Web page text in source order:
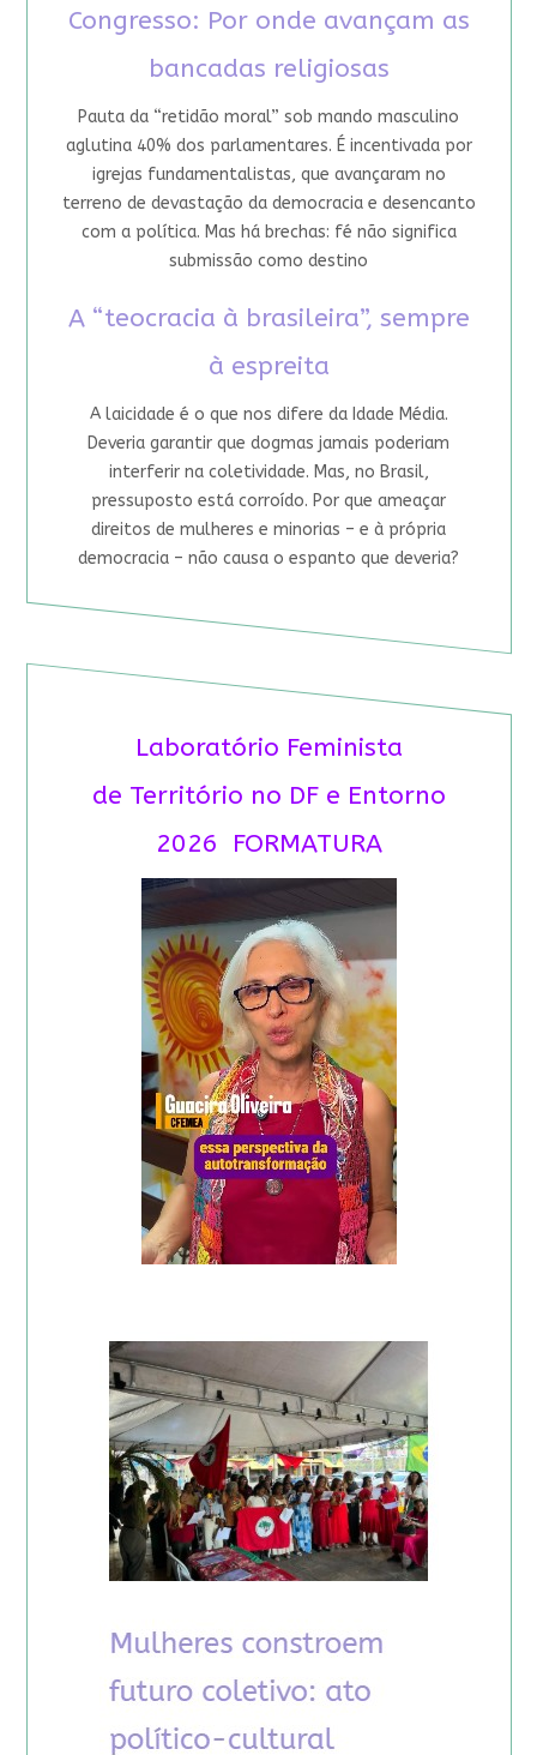
Congresso: Por onde avançam as
bancadas religiosas
Pauta da “retidão moral” sob mando masculino
aglutina 40% dos parlamentares. É incentivada por
igrejas fundamentalistas, que avançaram no
terreno de devastação da democracia e desencanto
com a política. Mas há brechas: fé não significa
submissão como destino
A “teocracia à brasileira”, sempre
à espreita
A laicidade é o que nos difere da Idade Média.
Deveria garantir que dogmas jamais poderiam
interferir na coletividade. Mas, no Brasil,
pressuposto está corroído. Por que ameaçar
direitos de mulheres e minorias – e à própria
democracia – não causa o espanto que deveria?
Laboratório Feminista
de Território no DF e Entorno
2026 FORMATURA